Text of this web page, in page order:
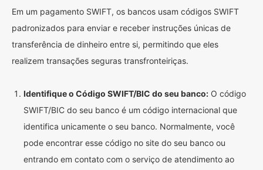
Em um pagamento SWIFT, os bancos usam códigos SWIFT
padronizados para enviar e receber instruções únicas de
transferência de dinheiro entre si, permitindo que eles
realizem transações seguras transfronteiriças.
Identifique o Código SWIFT/BIC do seu banco: O código
SWIFT/BIC do seu banco é um código internacional que
identifica unicamente o seu banco. Normalmente, você
pode encontrar esse código no site do seu banco ou
entrando em contato com o serviço de atendimento ao